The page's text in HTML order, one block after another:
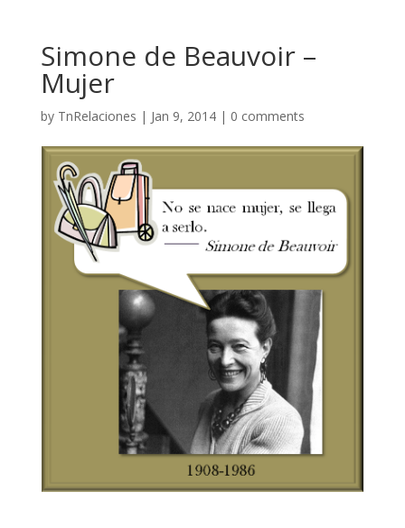
Simone de Beauvoir –
Mujer
by TnRelaciones | Jan 9, 2014| 0 comments